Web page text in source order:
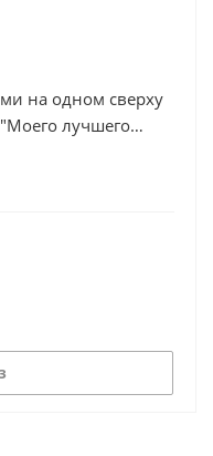
на одном сверху
лучшего